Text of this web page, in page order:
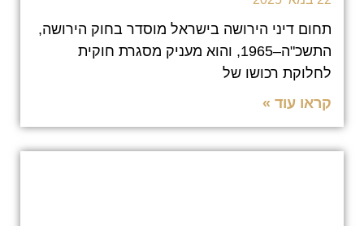
תחום דיני הירושה בישראל מוסדר בחוק הירושה,
התשכ"ה–1965, והוא מעניק מסגרת חוקית
לחלוקת רכושו של
קראו עוד »